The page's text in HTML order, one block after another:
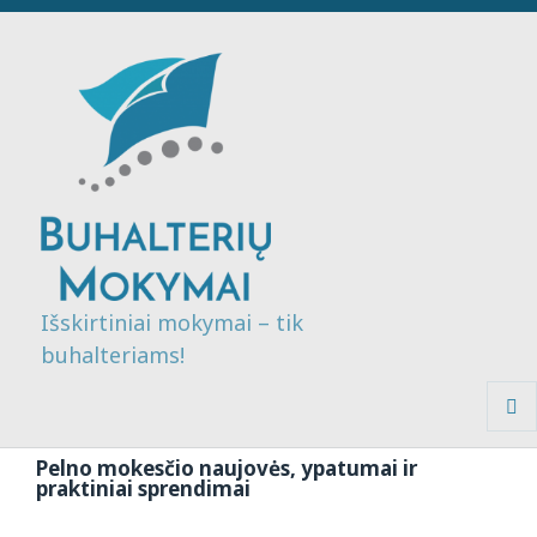
Išskirtiniai mokymai – tik
buhalteriams!
Pelno mokesčio naujovės, ypatumai ir
praktiniai sprendimai